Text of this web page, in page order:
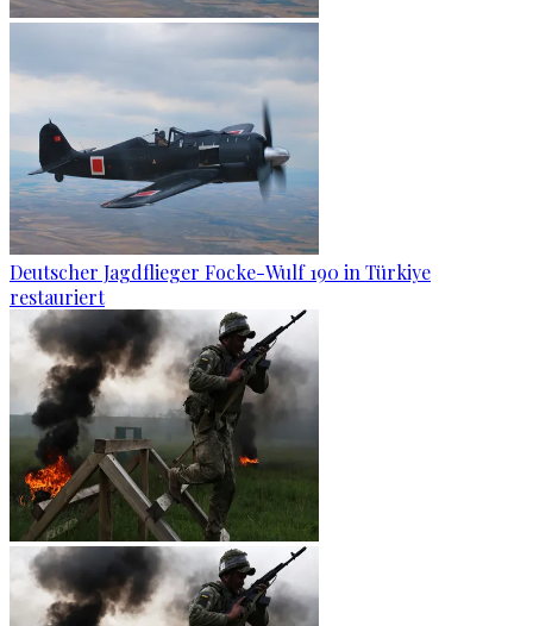
Deutscher Jagdflieger Focke-Wulf 190 in Türkiye
restauriert